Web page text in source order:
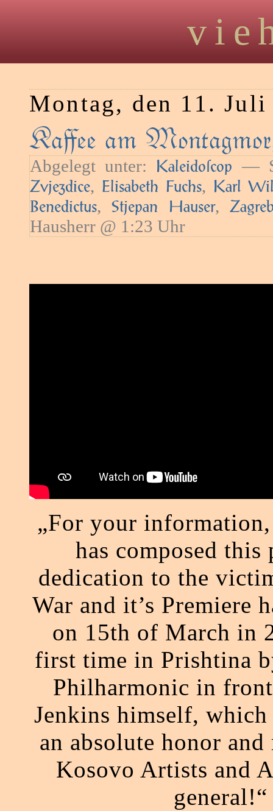
Montag, den 11. Juli
Kaﬀee am
Abgelegt unter: Kaleidoſcop —
Zvjezdice, Elisabeth Fuchs, Karl
Benedictus,Stjepan Hauser,
Hausherr @ 1:23 Uhr
„For your
has composed this
dedication to the
War and it’s Premiere
on 15th of March in
first time in Prishtina
Philharmonic in
Jenkins himself, which
an absolute honor
Kosovo Artists and
general!“